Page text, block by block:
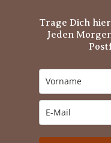
Trage Dich
Jeden